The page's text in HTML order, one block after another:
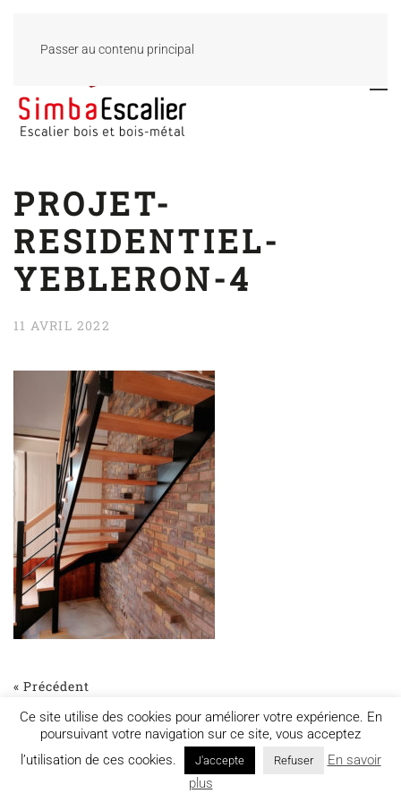
Passer au contenu principal
PROJET-
RESIDENTIEL-
YEBLERON-4
11 AVRIL 2022
« Précédent
Ce site utilise des cookies pour améliorer votre expérience. En
poursuivant votre navigation sur ce site, vous acceptez
l’utilisation de ces cookies.
J'accepte Refuser
En savoir
plus